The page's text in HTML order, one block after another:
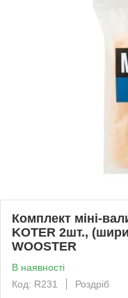
Комплект міні-
KOTER 2шт.,
WOOSTER
В наявності
Код: R231
Роздріб